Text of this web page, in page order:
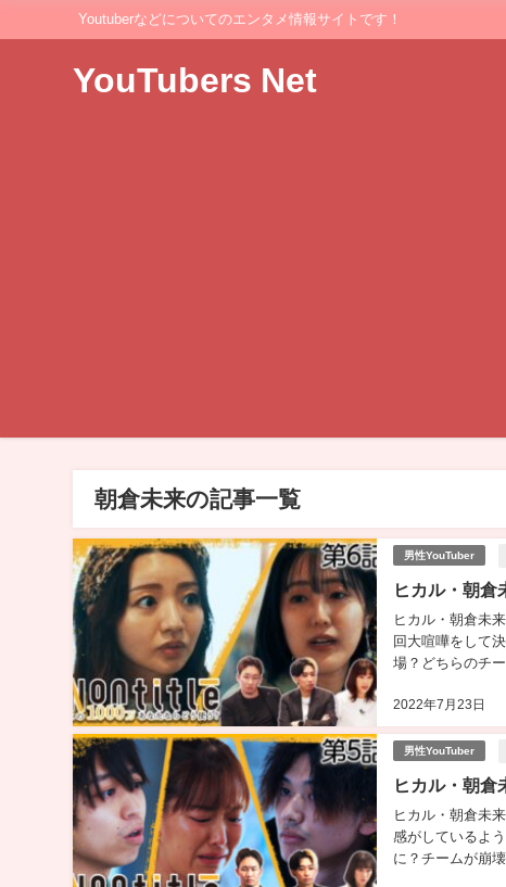
Youtuberなどについてのエンタメ情報サイトです！
YouTubers Net
朝倉未来の記事一覧
男性YouTuber
ヒカル・朝倉
2022年7月23日
ヒカル・朝倉未
回大喧嘩をして
場？どちらのチ
男性YouTuber
ヒカル・朝倉
ヒカル・朝倉未
感がしているよ
に？チームが崩